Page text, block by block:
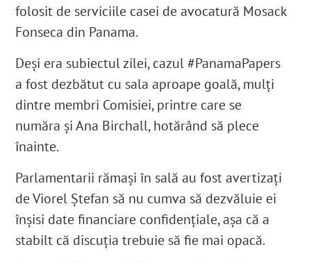
folosit de serviciile casei de avocatură Mosack
Fonseca din Panama.
Deși era subiectul zilei, cazul #PanamaPapers
a fost dezbătut cu sala aproape goală, mulți
dintre membri Comisiei, printre care se
număra și Ana Birchall, hotărând să plece
înainte.
Parlamentarii rămași în sală au fost avertizați
de Viorel Ștefan să nu cumva să dezvăluie ei
înșisi date financiare confidențiale, așa că a
stabilt că discuția trebuie să fie mai opacă.